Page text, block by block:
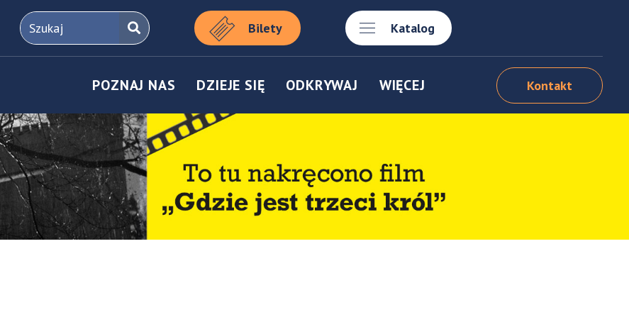
Bilety Katalog
POZNAJ NAS DZIEJE SIĘ ODKRYWAJ WIĘCEJ Kontakt